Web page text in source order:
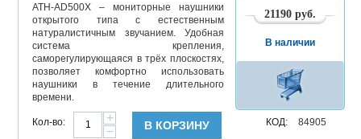
ATH-AD500X – мониторные наушники
открытого типа с естественным
натуралистичным звучанием. Удобная
система крепления,
саморегулирующаяся в трёх плоскостях,
позволяет комфортно использовать
наушники в течение длительного
времени.
21190 руб.
КОД: 84905
В наличии
Кол-во:
+
−
В КОРЗИНУ